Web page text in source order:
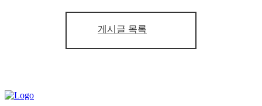
게시글 목록